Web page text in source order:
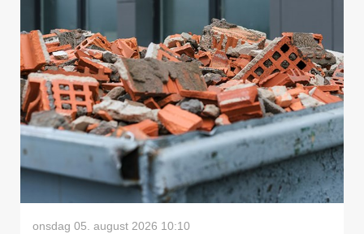
onsdag 05. august 2026 10:10